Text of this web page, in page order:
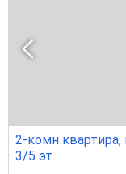
2-комн квартира,
3/5 эт.